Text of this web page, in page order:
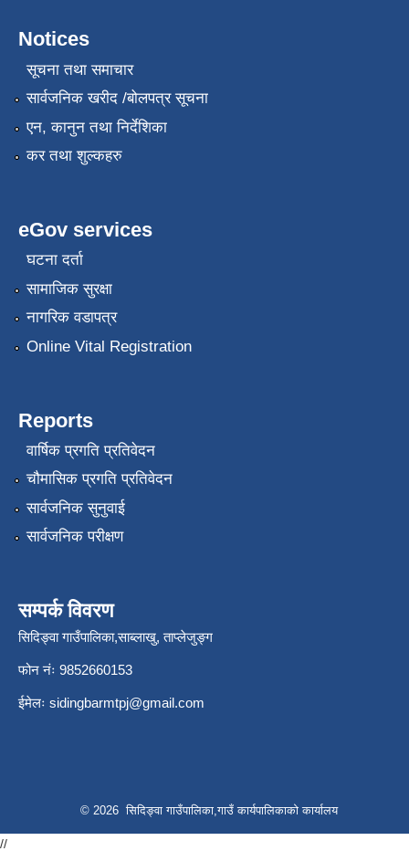
Notices
सूचना तथा समाचार
सार्वजनिक खरीद /बोलपत्र सूचना
एन, कानुन तथा निर्देशिका
कर तथा शुल्कहरु
eGov services
घटना दर्ता
सामाजिक सुरक्षा
नागरिक वडापत्र
Online Vital Registration
Reports
वार्षिक प्रगति प्रतिवेदन
चौमासिक प्रगति प्रतिवेदन
सार्वजनिक सुनुवाई
सार्वजनिक परीक्षण
सम्पर्क विवरण
सिदिङ्वा गाउँपालिका,साब्लाखु, ताप्लेजुङ्ग
फोन नंः 9852660153
ईमेलः sidingbarmtpj@gmail.com
© 2026 सिदिङ्वा गाउँपालिका,गाउँ कार्यपालिकाको कार्यालय
//